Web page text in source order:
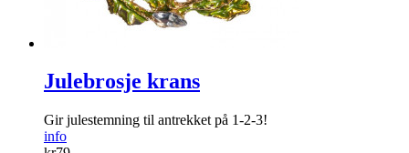
Julebrosje krans
Gir julestemning til antrekket på 1-2-3!
info